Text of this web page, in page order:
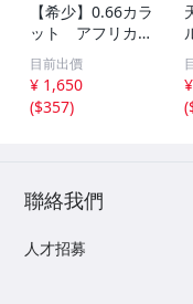
【希少】0.66カラ
ット アフリカ産
ブルーグリーン・
トルマリン
目前出價
¥ 1,650
($357)
(
聯絡我們
人才招募